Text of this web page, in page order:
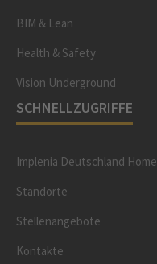
BIM & Lean
Health & Safety
Vision Underground
SCHNELLZUGRIFFE
Implenia Deutschland Home
Standorte
Stellenangebote
Kontakte